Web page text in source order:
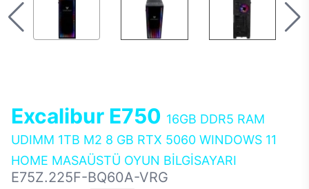
Excalibur E750 16GB DDR5 RAM
UDIMM 1TB M2 8 GB RTX 5060 WINDOWS 11
HOME MASAÜSTÜ OYUN BİLGİSAYARI
E75Z.225F-BQ60A-VRG